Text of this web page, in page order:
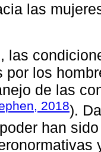
las
las
por los
de las
2018).
han